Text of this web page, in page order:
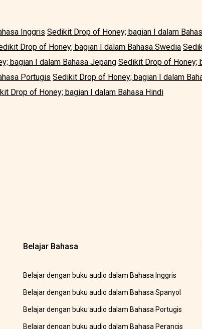
Inggris Sedikit Drop of Honey; bagian I dalam
Drop of Honey; bagian I dalam Bahasa Swedia
bagian I dalam Bahasa Jepang Sedikit Drop of Honey;
Portugis Sedikit Drop of Honey; bagian I dalam
Drop of Honey; bagian I dalam Bahasa Hindi
Belajar Bahasa
Belajar dengan buku audio dalam Bahasa Inggris
Belajar dengan buku audio dalam Bahasa Spanyol
Belajar dengan buku audio dalam Bahasa Portugis
Belajar dengan buku audio dalam Bahasa Perancis